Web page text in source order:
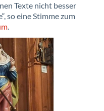
Texte nicht besser
so eine Stimme zum
.